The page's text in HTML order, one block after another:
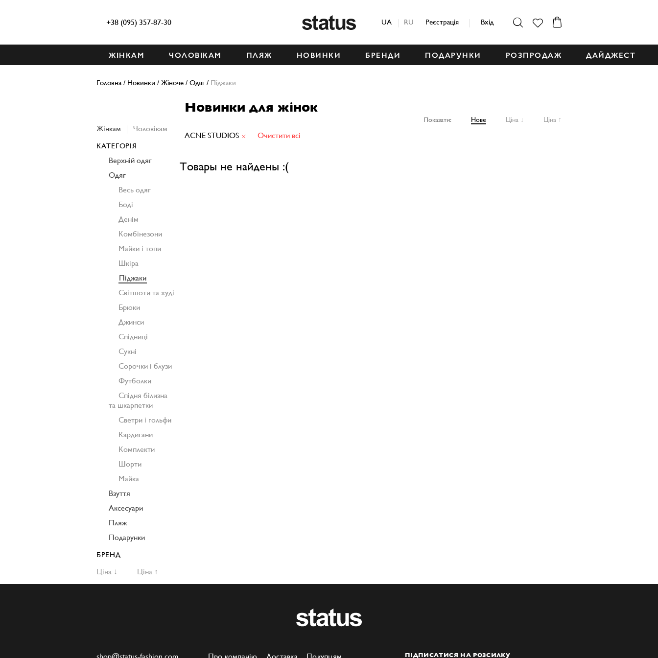
+38 (095) 357-87-30 UA RU Реєстрація Вхід
ЖІНКАМ ЧОЛОВІКАМ ПЛЯЖ НОВИНКИ БРЕНДИ ПОДАРУНКИ РОЗПРОДАЖ ДАЙДЖЕСТ
Головна / Новинки / Жіноче / Одяг/ Піджаки
Новинки для жінок
Показати: Нове Ціна ↓ Ціна ↑
ACNE STUDIOS Очистити всі
Товары не найдены :(
Жінкам Чоловікам
КАТЕГОРІЯ
Верхній одяг
Одяг
Весь одяг
Боді
Денім
Комбінезони
Майки і топи
Шкіра
Піджаки
Світшоти та худі
Брюки
Джинси
Спідниці
Сукні
Сорочки і блузи
Футболки
Спідня білизна
та шкарпетки
Светри і гольфи
Кардигани
Комплекти
Шорти
Майка
Взуття
Аксесуари
Пляж
Подарунки
БРЕНД
Ціна ↓ Ціна ↑
ПІДПИСАТИСЯ НА РОЗСИЛКУ